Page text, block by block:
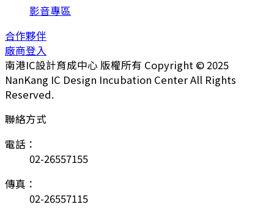
影音專區
合作夥伴
廠商登入
南港IC設計育成中心 版權所有 Copyright © 2025
NanKang IC Design Incubation Center All Rights
Reserved.
聯絡方式
電話：
02-26557155
傳真：
02-26557115